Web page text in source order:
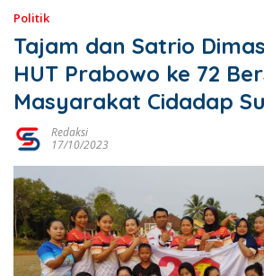
Politik
Tajam dan Satrio
HUT Prabowo ke 72
Masyarakat Cidadap
Redaksi
17/10/2023